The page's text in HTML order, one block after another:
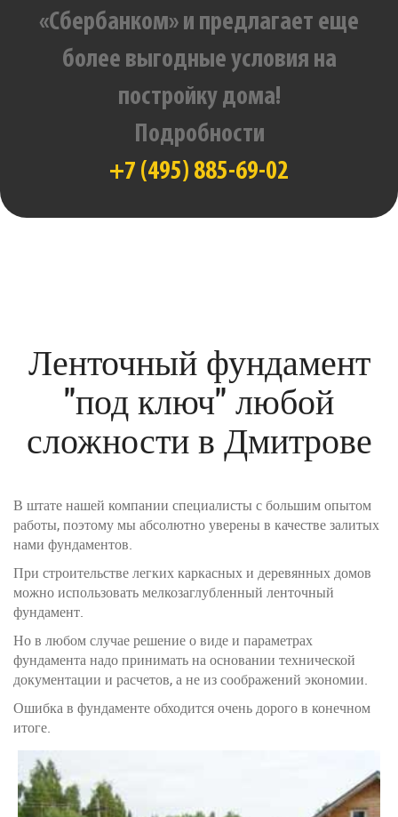
«Сбербанком» и предлагает еще
более выгодные условия на
постройку дома!
Подробности
+7 (495) 885-69-02
Ленточный фундамент
"под ключ" любой
сложности в Дмитрове
В штате нашей компании специалисты с большим опытом
работы, поэтому мы абсолютно уверены в качестве залитых
нами фундаментов.
При строительстве легких каркасных и деревянных домов
можно использовать мелкозаглубленный ленточный
фундамент.
Но в любом случае решение о виде и параметрах
фундамента надо принимать на основании технической
документации и расчетов, а не из соображений экономии.
Ошибка в фундаменте обходится очень дорого в конечном
итоге.